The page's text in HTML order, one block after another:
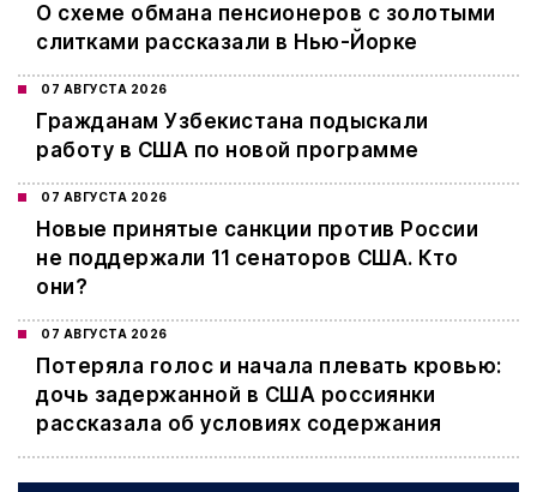
О схеме обмана пенсионеров с золотыми
слитками рассказали в Нью-Йорке
07 АВГУСТА 2026
Гражданам Узбекистана подыскали
работу в США по новой программе
07 АВГУСТА 2026
Новые принятые санкции против России
не поддержали 11 сенаторов США. Кто
они?
07 АВГУСТА 2026
Потеряла голос и начала плевать кровью:
дочь задержанной в США россиянки
рассказала об условиях содержания